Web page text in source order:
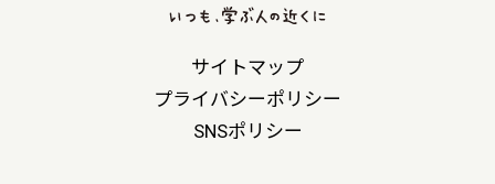
サイトマップ
プライバシーポリシー
SNSポリシー